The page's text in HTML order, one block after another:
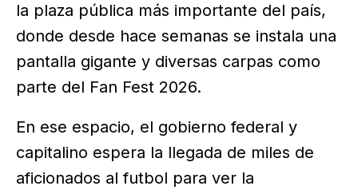
la plaza pública más importante del país,
donde desde hace semanas se instala una
pantalla gigante y diversas carpas como
parte del Fan Fest 2026.
En ese espacio, el gobierno federal y
capitalino espera la llegada de miles de
aficionados al futbol para ver la